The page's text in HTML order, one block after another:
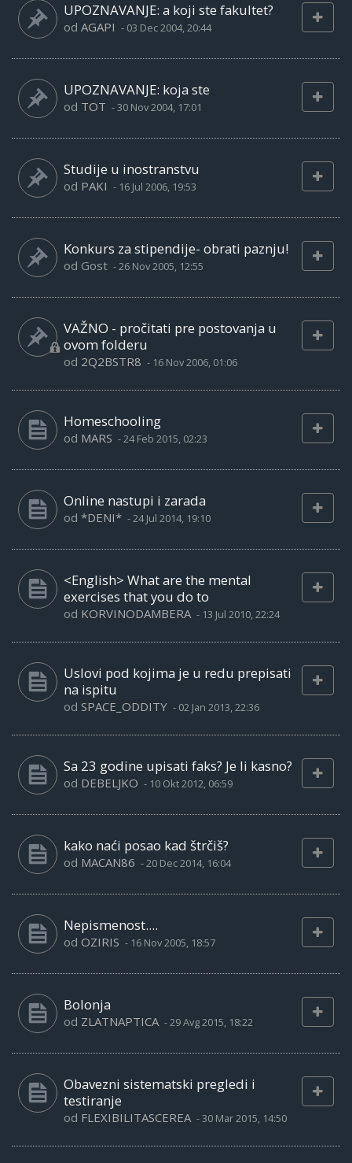
UPOZNAVANJE: a koji ste fakultet?
od AGAPI - 03 Dec 2004, 20:44
UPOZNAVANJE: koja ste
od TOT -30 Nov 2004, 17:01
Studije u inostranstvu
od PAKI - 16 Jul 2006, 19:53
Konkurs za stipendije- obrati paznju!
od Gost -26 Nov 2005, 12:55
VAŽNO - pročitati pre postovanja u
ovom folderu
od 2Q2BSTR8 - 16 Nov 2006, 01:06
Homeschooling
od MARS -24 Feb 2015, 02:23
Online nastupi i zarada
od *DENI* -24 Jul 2014, 19:10
<English> What are the mental
exercises that you do to
od KORVINODAMBERA - 13 Jul 2010, 22:24
Uslovi pod kojima je u redu prepisati
na ispitu
od SPACE_ODDITY - 02 Jan 2013, 22:36
Sa 23 godine upisati faks? Je li kasno?
od DEBELJKO - 10 Okt 2012, 06:59
kako naći posao kad štrčiš?
od MACAN86 -20 Dec 2014, 16:04
Nepismenost....
od OZIRIS - 16 Nov 2005, 18:57
Bolonja
od ZLATNAPTICA -29 Avg 2015, 18:22
Obavezni sistematski pregledi i
testiranje
od FLEXIBILITASCEREA -30 Mar 2015, 14:50